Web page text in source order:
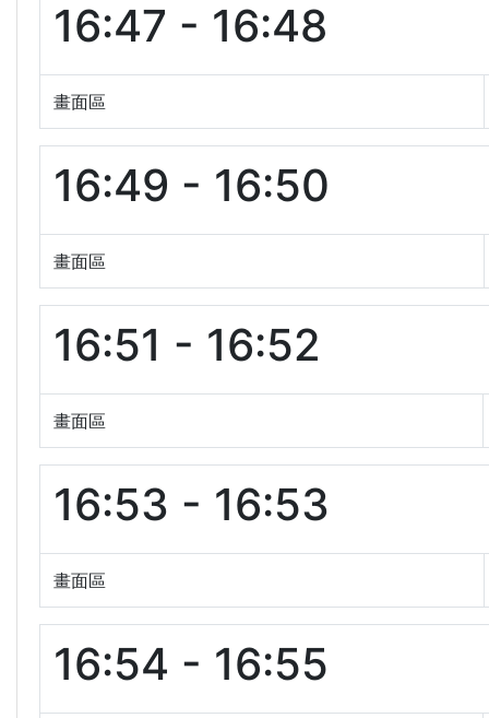
16:47 - 16:48
畫面區
16:49 - 16:50
畫面區
16:51 - 16:52
畫面區
16:53 - 16:53
畫面區
16:54 - 16:55